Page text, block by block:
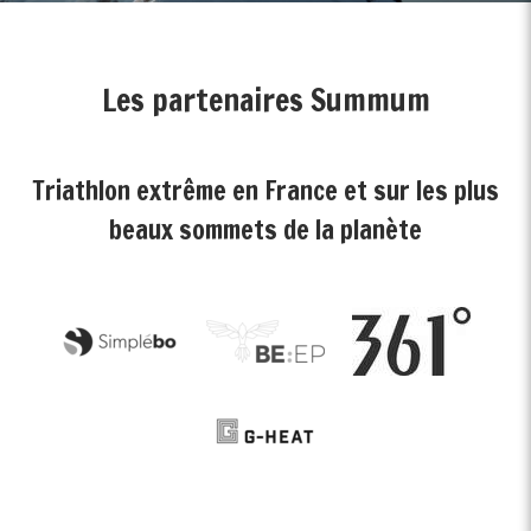
Les partenaires Summum
Triathlon extrême en France et sur les plus
beaux sommets de la planète